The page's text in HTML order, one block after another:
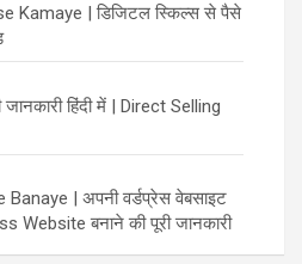
Kamaye | डिजिटल स्किल्स से पैसे
हिंदी में | Direct Selling
| अपनी वर्डप्रेस वेबसाइट
Website बनाने की पूरी जानकारी